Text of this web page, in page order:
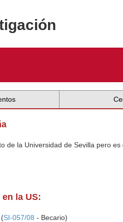
de la Universidad de Sevilla pero
la US:
SI-057/08 - Becario)